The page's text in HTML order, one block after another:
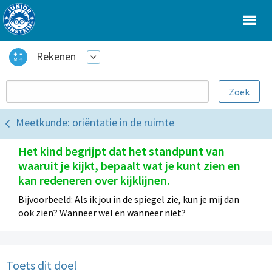
Rekenen
Meetkunde: oriëntatie in de ruimte
Het kind begrijpt dat het standpunt van
waaruit je kijkt, bepaalt wat je kunt zien en
kan redeneren over kijklijnen.
Bijvoorbeeld: Als ik jou in de spiegel zie, kun je mij dan
ook zien? Wanneer wel en wanneer niet?
Toets dit doel